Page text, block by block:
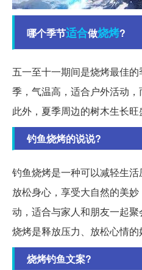
哪个季节适合做烧烤?
五一至十一期间是烧烤最佳
季，气温高，适合户外活动，
此外，夏季周边的树木生长旺
钓鱼烧烤的说说?
钓鱼烧烤是一种可以减轻生
放松身心，享受大自然的美
动，适合与家人和朋友一起
烧烤是释放压力、放松心情的
烧烤钓鱼文案?